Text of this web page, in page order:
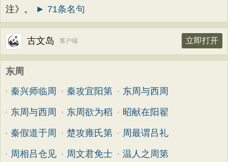
注》。
► 71条名句
古文岛 客户端 立即打开
东周
秦兴师临周
秦攻宜阳第 东周与西周
东周与西周 东周欲为稻 昭献在阳翟
秦假道于周 楚攻雍氏第 周最谓吕礼
周相吕仓见 周文君免士 温人之周第